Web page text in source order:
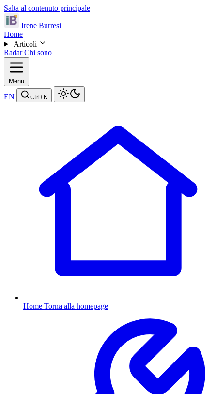
Salta al contenuto principale
Irene Burresi
Home
Articoli
RadarChi sono
Menu
EN Ctrl +K
Home Torna alla homepage